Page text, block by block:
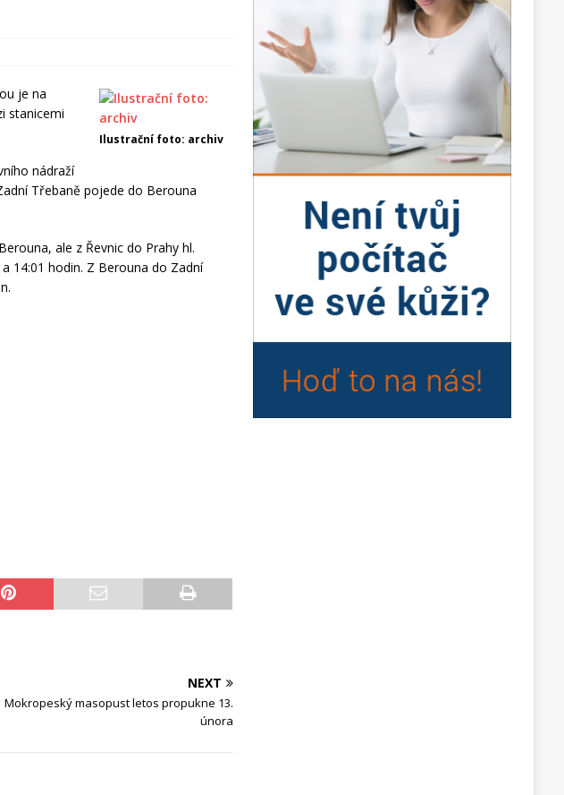
Ilustrační foto: archiv
je na
stanicemi
nádraží
Třebaně pojede do Berouna
ale z Řevnic do Prahy hl.
14:01 hodin. Z Berouna do Zadní
NEXT
Mokropeský masopust letos propukne 13.
února